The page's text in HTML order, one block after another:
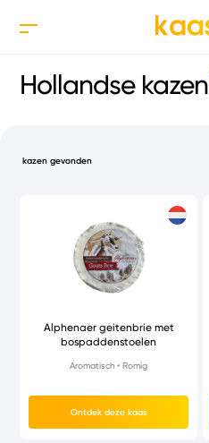
Hollandse kazen
kazen gevonden
Alphenaer geitenbrie met
bospaddenstoelen
Aromatisch Romig
Ontdek deze kaas